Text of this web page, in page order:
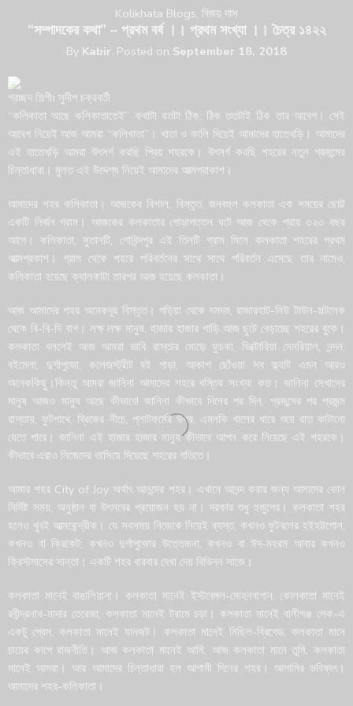
Kolikhata Blogs, বিজয় দাস
“সম্পাদকের কথা” – প্রথম বর্ষ ।। প্রথম সংখ্যা ।। চৈত্র ১৪২২
By Kabir. Posted on September 18, 2018
প্রচ্ছদ শিল্পীঃ সুদীপ চক্রবর্তী
“কলিকাতা আছে কলিকাতাতেই” কথাটা যতটা ঠিক, ঠিক ততটাই ঠিক তার আবেগ। সেই
আবেগ নিয়েই আজ আমরা “কলিখাতা”। খাতা ও কালি দিয়েই আমাদের হাতেখড়ি। আমাদের
এই হাতেখড়ি আমরা উৎসর্গ করছি প্রিয় শহরকে। উৎসর্গ করছি শহরের নতুন প্রজন্মের
চিন্তাধারা। মুলত এই উদ্দেশ্য নিয়েই আমাদের আত্মপ্রাকাশ।
আমাদের শহর কলিকাতা। আজকের বিশাল, বিস্তৃত, জনবহুল কলকাতা এক সময়ের ছোট্ট
একটি নির্জন গ্রাম। আজকের কলকাতার গোড়াপত্তন ঘটে আজ থেকে প্রায় ৩২৩ বছর
আগে। কলিকাতা, সুতানটি, গোবিন্দপুর এই তিনটি গ্রাম মিলে কলকাতা শহরের প্রথম
আত্মপ্রকাশ। গ্রাম থেকে শহরে পরিবর্তনের সাথে সাথে পরিবর্তন এসেছে তার নামেও,
কলিকাতা হয়েছে ক্যালকাটা তারপর আজ হয়েছে কলকাতা।
আজ আমাদের শহর অনেকদূর বিস্তৃত। গড়িয়া থেকে দমদম, রাজারহাট-নিউ টাউন-সল্টলেক
থেকে বি-বি-দি বাগ। লক্ষ লক্ষ মানুষ, হাজার হাজার গাড়ি আজ ছুটে বেড়াচ্ছে শহরের বুকে।
কলকাতা বললেই আজ আমরা ভাবি রাস্তার মোড়ে ফুচকা, ভিক্টোরিয়া মেমরিয়াল, নন্দন,
বইমেলা, দুর্গাপুজো, কলেজস্ট্রীট বই পাড়া, আকাশ ছোঁওয়া সব ফ্ল্যাট এমন আরও
অনেককিছু।কিন্তু আমরা জানিনা আমাদের শহরে বস্তির সংখ্যা কত। জানিনা সেখানের
মানুষ আজও মানুষ আছে কীভাবে! জানিনা কীভাবে দিনের পর দিন, প্রজন্মের পর প্রজন্ম
রাস্তায়, ফুটপাথে, ব্রিজের নীচে, প্লাটফর্মের উপর, এমনকি খালের ধারে শুয়ে রাত কাটানো
যেতে পারে। জানিনা এই হাজার হাজার মানুষ কীভাবে আপন করে নিয়েছে এই শহরকে।
কীভাবে এরাও নিজেদের ভাসিয়ে দিয়েছে শহরের গতিতে।
আমার শহর City of Joy অর্থাৎ আনন্দের শহর। এখানে আনন্দ করার জন্য আমাদের কোন
নির্দিষ্ট সময়, অনুষ্ঠান বা উৎসবের প্রয়োজন হয় না। দরকার শুধু হুজুগের। কলকাতা শহর
হলেও খুবই আত্মকেন্দ্রীক। যে সবসময় নিজেকে নিয়েই ব্যস্ত, কখনও ফুটবলের হইহট্টগোল,
কখনও বা ক্রিকেট; কখনও দুর্গাপুজোর উত্তেজনা, কখনও বা ঈদ-মহরম আবার কখনও
ক্রিস্টমাসের সান্তা। একটি শহর বারবার দেখা দেয় বিভিন্ন সাজে।
কলকাতা মানেই বাঙালিয়ানা। কলকাতা মানেই ইস্টবেঙ্গল-মোহনবাগান, কোলকাতা মানেই
রবীন্দ্রনাথ-মাদার তেরেজা, কলকাতা মানেই ট্রামে চড়া। কলকাতা মানেই বালীগঞ্জ লেক-এ
একটু প্রেম, কলকাতা মানেই যানজট। কলকাতা মানেই মিছিল-ব্রিগেড, কলকাতা মানে
চায়ের কাপে রাজনীতি। আজ কলকাতা মানেই আমি, আজ কলকাতা মানে তুমি, কলকাতা
মানেই আমরা। আর আমাদের চিন্তাধারা হল আগামী দিনের শহর। আগামির ভবিষ্যৎ।
আমাদের শহর-কলিকাতা।